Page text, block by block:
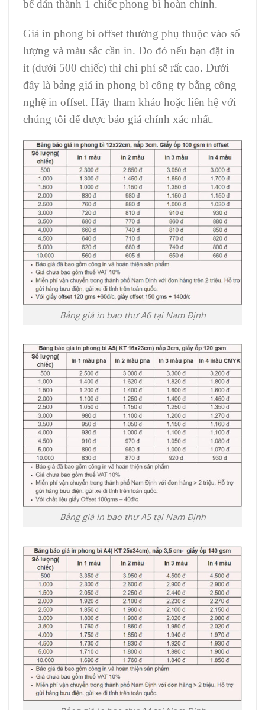
bế dán thành 1 chiếc phong bì hoàn chỉnh.
Giá in phong bì offset thường phụ thuộc vào số
lượng và màu sắc cần in. Do đó nếu bạn đặt in
ít (dưới 500 chiếc) thì chi phí sẽ rất cao. Dưới
đây là bảng giá in phong bì công ty bằng công
nghệ in offset. Hãy tham khảo hoặc liên hệ với
chúng tôi để được báo giá chính xác nhất.
Bảng giá in bao thư A6 tại Nam Định
Bảng giá in bao thư A5 tại Nam Định